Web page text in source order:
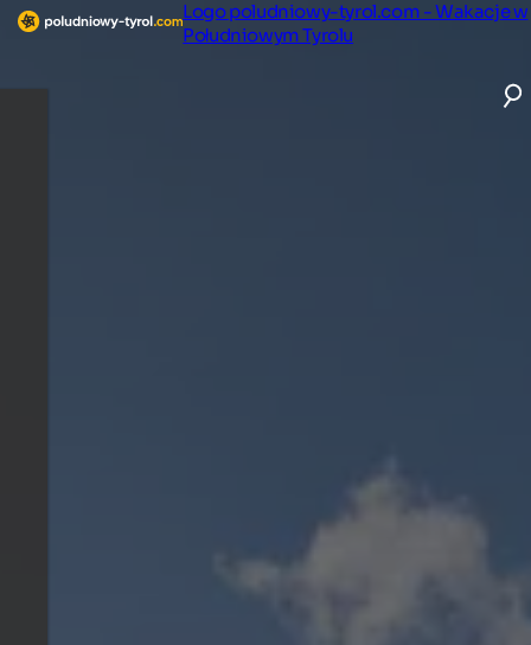
Logo poludniowy-tyrol.com - Wakacje w
Południowym Tyrolu